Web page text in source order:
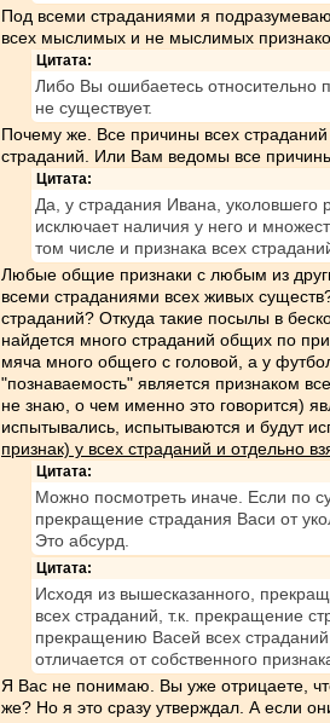
Под всеми страданиями я
всех мыслимых и не мыслимых
Цитата:
Либо Вы ошибаетесь относительно
не существует.
Почему же. Все причины всех
страданий. Или Вам ведомы все
Цитата:
Да, у страдания Ивана, уколовшего
исключает наличия у него и
том числе и признака всех
Любые общие признаки с любым из
всеми страданиями всех живых
страданий? Откуда такие посылы в
найдется много страданий общих по
мяча много общего с головой, а у
"познаваемость" является признаком
не знаю, о чем именно это говорится)
испытывались, испытываются и будут
признак) у всех страданий и отдельно
Цитата:
Можно посмотреть иначе. Если по
прекращение страдания Васи от
Это абсурд.
Цитата:
Исходя из вышесказанного,
всех страданий, т.к. прекращение
прекращению Васей всех
отличается от собственного
Я Вас не понимаю. Вы уже отрицаете,
же? Но я это сразу утверждал. А если